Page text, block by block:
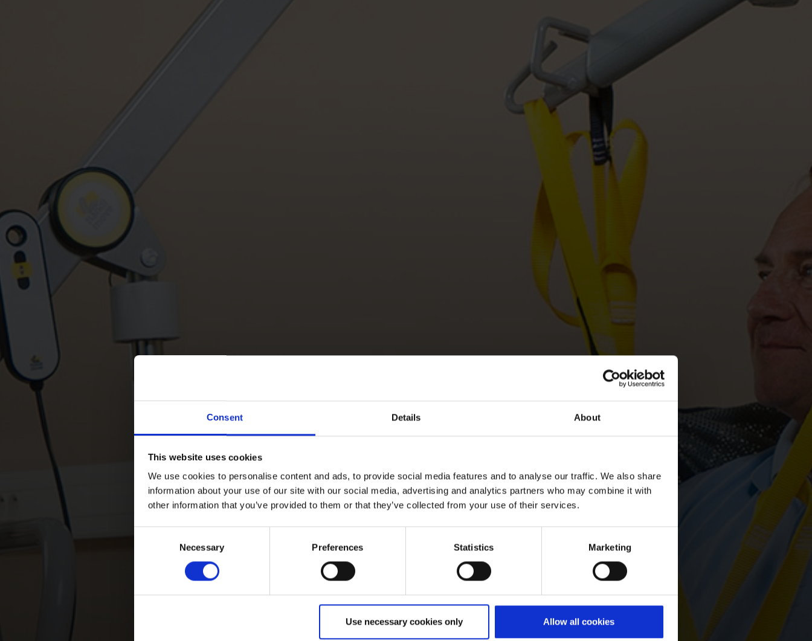
Consent Details About
This website uses cookies
We use cookies to personalise content and ads, to provide social media features and to analyse our traffic. We also share
information about your use of our site with our social media, advertising and analytics partners who may combine it with
other information that you’ve provided to them or that they’ve collected from your use of their services.
Necessary Preferences Statistics Marketing
Use necessary cookies only Allow all cookies